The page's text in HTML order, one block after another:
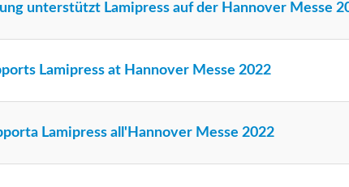
unterstützt Lamipress auf der Hannover Messe
Lamipress at Hannover Messe 2022
Lamipress all'Hannover Messe 2022